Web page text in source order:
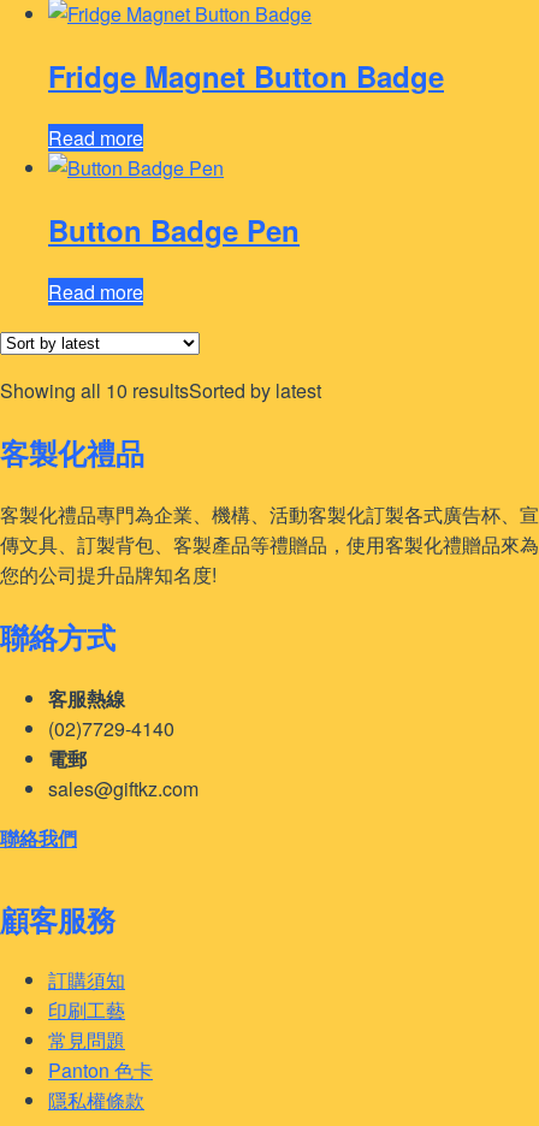
Fridge Magnet Button Badge
Read more
Button Badge Pen
Read more
Showing all 10 resultsSorted by latest
客製化禮品
客製化禮品專門為企業、機構、活動客製化訂製各式廣告杯、宣
傳文具、訂製背包、客製產品等禮贈品，使用客製化禮贈品來為
您的公司提升品牌知名度!
聯絡方式
客服熱線
(02)7729-4140
電郵
sales@giftkz.com
聯絡我們
顧客服務
訂購須知
印刷工藝
常見問題
Panton 色卡
隱私權條款